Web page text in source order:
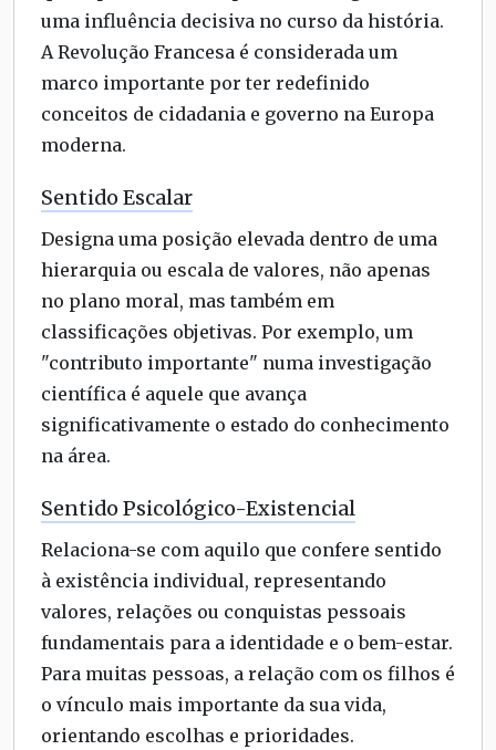
uma influência decisiva no curso da história.
A Revolução Francesa é considerada um
marco importante por ter redefinido
conceitos de cidadania e governo na Europa
moderna.
Sentido Escalar
Designa uma posição elevada dentro de uma
hierarquia ou escala de valores, não apenas
no plano moral, mas também em
classificações objetivas. Por exemplo, um
"contributo importante" numa investigação
científica é aquele que avança
significativamente o estado do conhecimento
na área.
Sentido Psicológico-Existencial
Relaciona-se com aquilo que confere sentido
à existência individual, representando
valores, relações ou conquistas pessoais
fundamentais para a identidade e o bem-estar.
Para muitas pessoas, a relação com os filhos é
o vínculo mais importante da sua vida,
orientando escolhas e prioridades.